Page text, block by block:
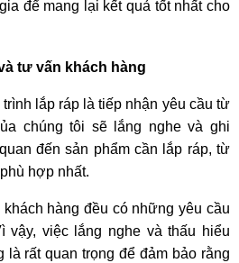
để mang lại kết quả tốt nhất cho
tư vấn khách hàng
lắp ráp là tiếp nhận yêu cầu từ
chúng tôi sẽ lắng nghe và ghi
đến sản phẩm cần lắp ráp, từ
hợp nhất.
hàng đều có những yêu cầu
vậy, việc lắng nghe và thấu hiểu
là rất quan trọng để đảm bảo rằng